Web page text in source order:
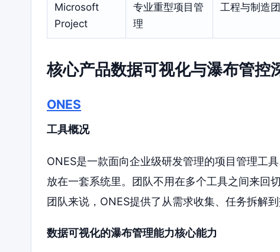
Microsoft
Project
专业重型项目管
理
工程与制造
核心产品数据可视化与瀑布管控
ONES
工具概况
ONES是一款面向企业级研发管理的项目管理工
放在一套系统里。团队不用在多个工具之间来回
团队来说，ONES提供了从需求收集、任务拆解
数据可视化的瀑布管理能力核心能力